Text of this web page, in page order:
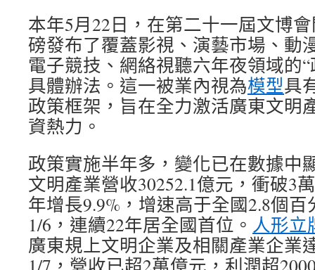
本年5月22日，在第二十一屆文博
磅發布了覆蓋影視、演藝市場、動
電子競技、網絡視聽六年夜領域的
具體辦法。這一被業內視為模型具
政策框架，旨在全力激活廣東文明
資熱力。
政策實施半年多，變化已在數據中
文明產業營收30252.1億元，衝破3
年增長9.9%，增速高于全國2.8個
1/6，連續22年居全國首位。 人形立
廣東規上文明企業及相關產業企業
1/7，營收已超2萬億元，利潤超